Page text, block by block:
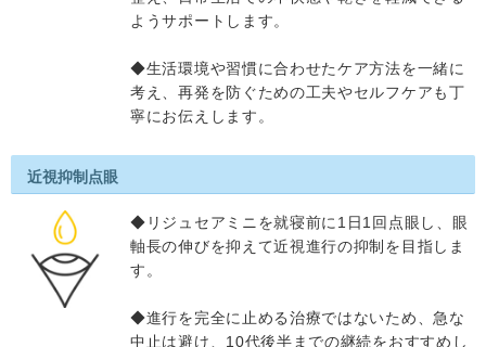
ようサポートします。
◆生活環境や習慣に合わせたケア方法を一緒に
考え、再発を防ぐための工夫やセルフケアも丁
寧にお伝えします。
近視抑制点眼
◆リジュセアミニを就寝前に1日1回点眼し、眼
軸長の伸びを抑えて近視進行の抑制を目指しま
す。
◆進行を完全に止める治療ではないため、急な
中止は避け、10代後半までの継続をおすすめし